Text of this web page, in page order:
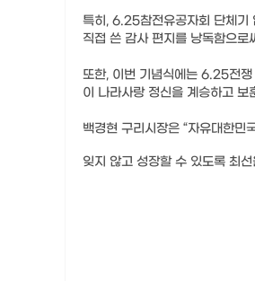
특히, 6.25참전유공자회 단체기
직접 쓴 감사 편지를 낭독함으
또한, 이번 기념식에는 6.25전쟁
이 나라사랑 정신을 계승하고
백경현 구리시장은 “자유대한민
잊지 않고 성장할 수 있도록 최